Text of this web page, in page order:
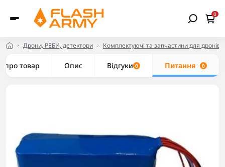
0
Дрони, РЕБИ, детектори Комплектуючі та запчастини для дронів
про товар Опис Відгуки 0 Питання 0